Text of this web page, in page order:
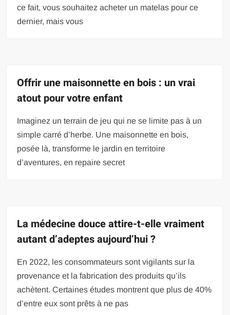
ce fait, vous souhaitez acheter un matelas pour ce
dernier, mais vous
Offrir une maisonnette en bois : un vrai
atout pour votre enfant
Imaginez un terrain de jeu qui ne se limite pas à un
simple carré d’herbe. Une maisonnette en bois,
posée là, transforme le jardin en territoire
d’aventures, en repaire secret
La médecine douce attire-t-elle vraiment
autant d’adeptes aujourd’hui ?
En 2022, les consommateurs sont vigilants sur la
provenance et la fabrication des produits qu’ils
achètent. Certaines études montrent que plus de 40%
d’entre eux sont prêts à ne pas